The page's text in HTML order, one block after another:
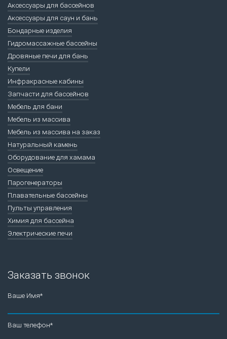
Аксессуары для бассейнов
Аксессуары для саун и бань
Бондарные изделия
Гидромассажные бассейны
Дровяные печи для бань
Купели
Инфракрасные кабины
Запчасти для бассейнов
Мебель для бани
Мебель из массива
Мебель из массива на заказ
Натуральный камень
Оборудование для хамама
Освещение
Парогенераторы
Плавательные бассейны
Пульты управления
Химия для бассейна
Электрические печи
Заказать звонок
Ваше Имя*
Ваш телефон*